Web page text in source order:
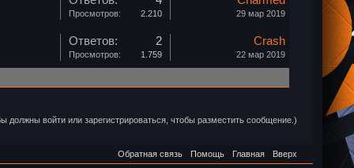
Просмотров: 2.210 29 мар 2019
Ответов: 2
Просмотров: 1.759
Crash
22 мар 2019
должны войти или зарегистрироваться, чтобы разместить сообщение.)
Обратная связь Помощь Главная Вверх